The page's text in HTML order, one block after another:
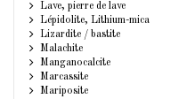
Lave, pierre de lave
Lépidolite, Lithium-mica
Lizardite / bastite
Malachite
Manganocalcite
Marcassite
Mariposite